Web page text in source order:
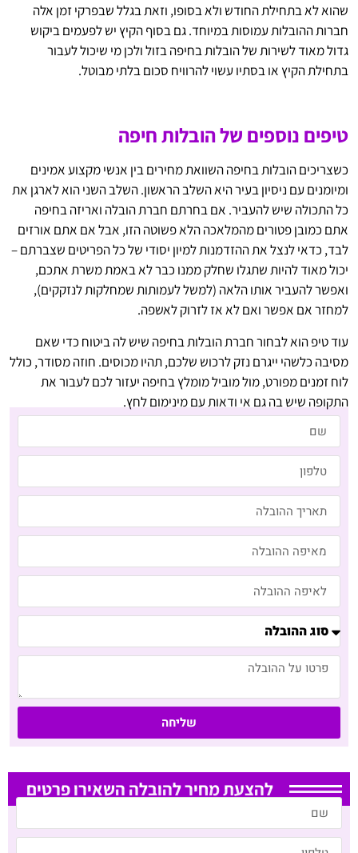
שהוא לא בתחילת החודש ולא בסופו, וזאת בגלל שבפרקי זמן אלה
חברות ההובלות עמוסות במיוחד. גם בסוף הקיץ יש לפעמים ביקוש
גדול מאוד לשירות של הובלות בחיפה בזול ולכן מי שיכול לעבור
בתחילת הקיץ או בסתיו עשוי להרוויח סכום בלתי מבוטל.
טיפים נוספים של הובלות חיפה
כשצריכים הובלות בחיפה השוואת מחירים בין אנשי מקצוע אמינים
ומיומנים עם ניסיון בעיר היא השלב הראשון. השלב השני הוא לארגן את
כל התכולה שיש להעביר. אם בחרתם חברת הובלה ואריזה בחיפה
אתם כמובן פטורים מהמלאכה הלא פשוטה הזו, אבל אם אתם אורזים
לבד, כדאי לנצל את ההזדמנות למיון יסודי של כל הפריטים שצברתם –
יכול מאוד להיות שתגלו שחלק ממנו כבר לא באמת משרת אתכם,
ואפשר להעביר אותו הלאה (למשל לעמותות שמחלקות לנזקקים),
למחזר אם אפשר ואם לא אז לזרוק לאשפה.
עוד טיפ הוא לבחור חברת הובלות בחיפה שיש לה ביטוח כדי שאם
מסיבה כלשהי ייגרם נזק לרכוש שלכם, תהיו מכוסים. חוזה מסודר, כולל
לוח זמנים מפורט, מול מוביל מומלץ בחיפה יעזור לכם לעבור את
התקופה שיש בה גם אי ודאות עם מינימום לחץ.
שליחה
להצעת מחיר להובלה השאירו פרטים